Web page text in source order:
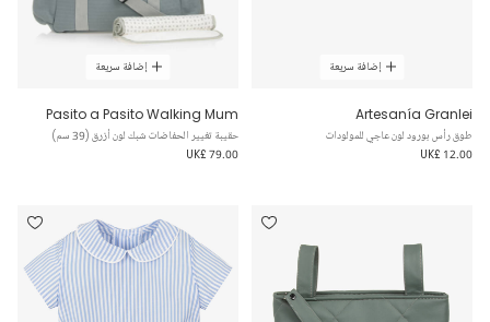
إضافة سريعة
Artesanía Granlei
طوق رأس بورود لون عاجي للمولودات
UK£ 12.00
إضافة سريعة
Pasito a Pasito Walking Mum
حقيبة تغيير الحفاضات شبك لون أزرق (39 سم)
UK£ 79.00